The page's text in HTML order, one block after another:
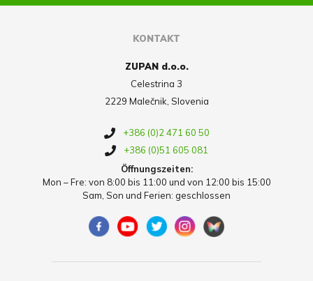
KONTAKT
ZUPAN d.o.o.
Celestrina 3
2229 Malečnik, Slovenia
+386 (0)2 471 60 50
+386 (0)51 605 081
Öffnungszeiten:
Mon – Fre: von 8:00 bis 11:00 und von 12:00 bis 15:00
Sam, Son und Ferien: geschlossen